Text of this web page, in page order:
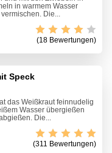
in warmem Wasser
Die...
(18 Bewertungen)
Speck
das Weißkraut feinnudelig
Wasser übergießen
Die...
(311 Bewertungen)